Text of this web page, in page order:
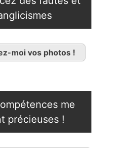
moi vos photos !
me
précieuses !